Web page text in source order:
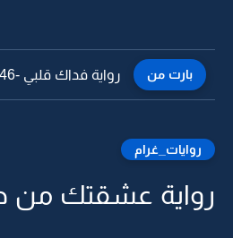
بارت من رواية فداك قلبي -45
روايات_غرام
رواية عشقتك من